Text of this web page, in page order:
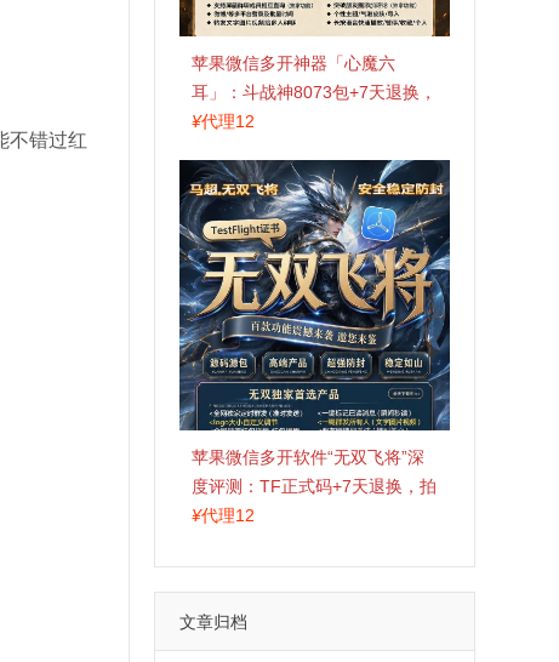
不错过红
苹果微信多开神器「心魔六
耳」：斗战神8073包+7天退换，
认准拍拍卡激活码商城
¥代理12
苹果微信多开软件“无双飞将”深
度评测：TF正式码+7天退换，拍
拍卡激活码商城正品保障
¥代理12
文章归档